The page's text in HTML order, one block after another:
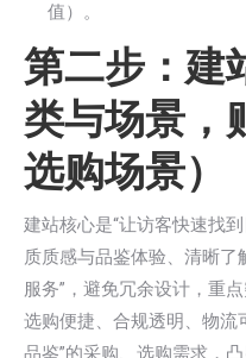
值）。
第二步：建
类与场景，
选购场景）
建站核心是“让访客快速找
质质感与品鉴体验、清晰
服务”，避免冗余设计，重
选购便捷、合规透明、物流
品鉴”的采购、选购需求，